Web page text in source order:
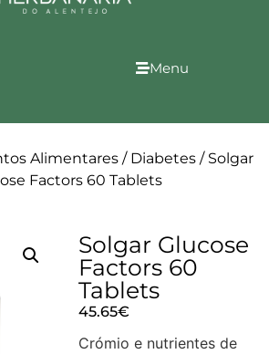
Menu
Alimentares / Diabetes / Solgar
Factors 60 Tablets
Solgar Glucose
Factors 60
Tablets
45.65€
Crómio e nutrientes de